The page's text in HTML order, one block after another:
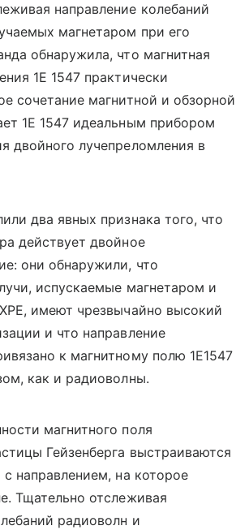
направление колебаний
магнетаром при его
обнаружила, что магнитная
1E 1547 практически
сочетание магнитной и обзорной
1E 1547 идеальным прибором
двойного лучепреломления в
два явных признака того, что
действует двойное
они обнаружили, что
испускаемые магнетаром и
имеют чрезвычайно высокий
и что направление
к магнитному полю 1E1547
как и радиоволны.
магнитного поля
Гейзенберга выстраиваются
с направлением, на которое
Тщательно отслеживая
радиоволн и